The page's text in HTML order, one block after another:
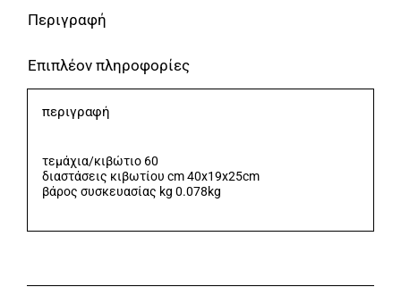
Περιγραφή
Επιπλέον πληροφορίες
περιγραφή
τεμάχια/κιβώτιο 60
διαστάσεις κιβωτίου cm 40x19x25cm
βάρος συσκευασίας kg 0.078kg